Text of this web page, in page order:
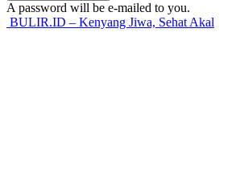
A password will be e-mailed to you.
BULIR.ID – Kenyang Jiwa, Sehat Akal